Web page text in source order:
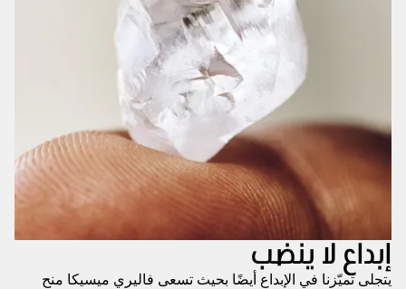
إبداع لا ينضب
يتجلى تميّزنا في الإبداع أيضًا بحيث تسعى فاليري ميسيكا منح